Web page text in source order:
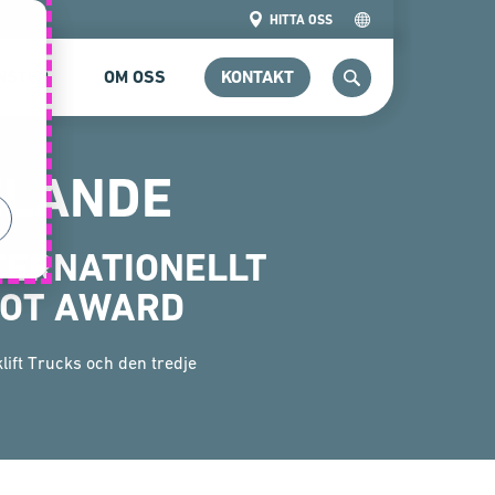
HITTA OSS
OM OSS KONTAKT SÖK
AWARD
Trucks och den tredje